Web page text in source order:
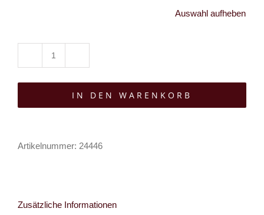
Auswahl aufheben
Rock
BlackIN DEN WARENKORB
Artikelnummer: 24446
Zusätzliche Informationen